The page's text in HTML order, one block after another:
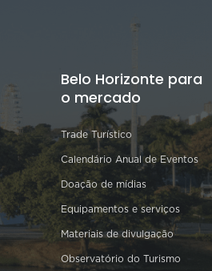
Belo Horizonte para
o mercado
Trade Turístico
Calendário Anual de Eventos
Doação de mídias
Equipamentos e serviços
Materiais de divulgação
Observatório do Turismo